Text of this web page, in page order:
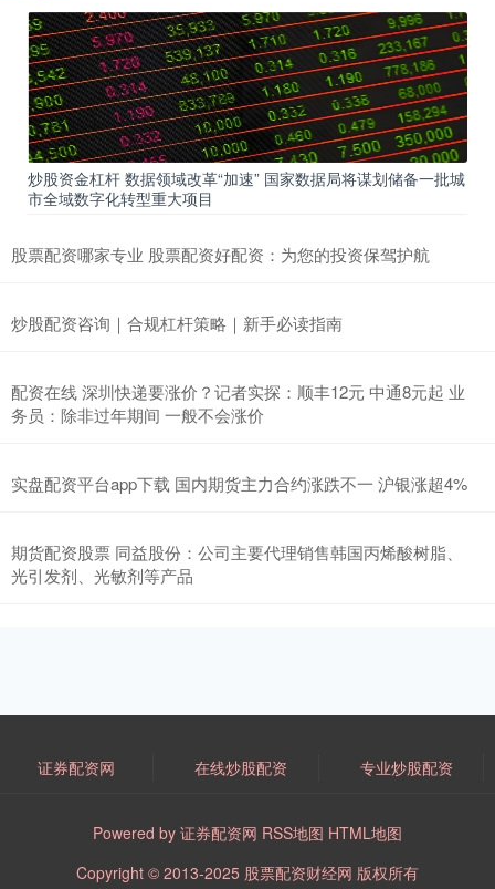
炒股资金杠杆 数据领域改革“加速” 国家数据局将谋划储备一批城
市全域数字化转型重大项目
股票配资哪家专业 股票配资好配资：为您的投资保驾护航
炒股配资咨询｜合规杠杆策略｜新手必读指南
配资在线 深圳快递要涨价？记者实探：顺丰12元 中通8元起 业
务员：除非过年期间 一般不会涨价
实盘配资平台app下载 国内期货主力合约涨跌不一 沪银涨超4%
期货配资股票 同益股份：公司主要代理销售韩国丙烯酸树脂、
光引发剂、光敏剂等产品
证券配资网 在线炒股配资 专业炒股配资
Powered by 证券配资网 RSS地图 HTML地图
Copyright © 2013-2025 股票配资财经网 版权所有